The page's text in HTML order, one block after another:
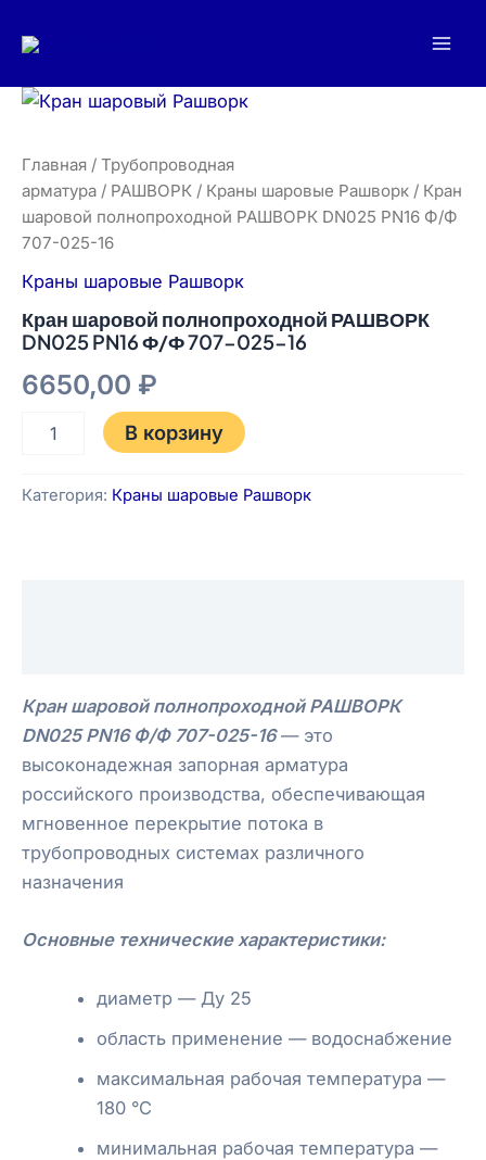
Главная / Трубопроводная
арматура / РАШВОРК / Краны шаровые Рашворк / Кран
шаровой полнопроходной РАШВОРК DN025 PN16 Ф/Ф
707-025-16
Краны шаровые Рашворк
Кран шаровой полнопроходной РАШВОРК
DN025 PN16 Ф/Ф 707-025-16
6650,00 ₽
Количество
товара
шаровой
полнопроходной
РАШВОРК
DN025
PN16
Ф
707-
025-
В корзину
Категория: Краны шаровые Рашворк
Кран шаровой полнопроходной РАШВОРК
DN025 PN16 Ф/Ф 707-025-16— это
высоконадежная запорная арматура
российского производства, обеспечивающая
мгновенное перекрытие потока в
трубопроводных системах различного
назначения
Основные технические характеристики:
диаметр — Ду 25
область применение — водоснабжение
максимальная рабочая температура —
180 °С
минимальная рабочая температура —